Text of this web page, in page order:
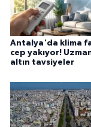
Antalya'da klima
cep yakıyor!
altın tavsiyeler